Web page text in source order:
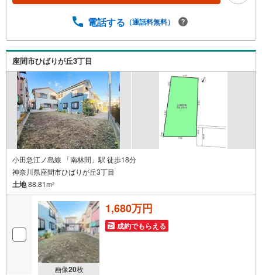
ドリンクご用意ございます！・わたあめやポップコーンの
テナンスのご案内・火災保険の見直し・ファイナンシャル
プランナー・行政書士相談 など無料の住宅ローン事前審
査がオススメです！審査は簡単！回答は最短1日で出ます！
お気軽にご連絡ください。
電話する （通話料無料）
座間市ひばりが丘3丁目
小田急江ノ島線 「南林間」駅 徒歩18分
神奈川県座間市ひばりが丘3丁目
土地88.81m2
画像20枚
1,680万円
成約でもらえる